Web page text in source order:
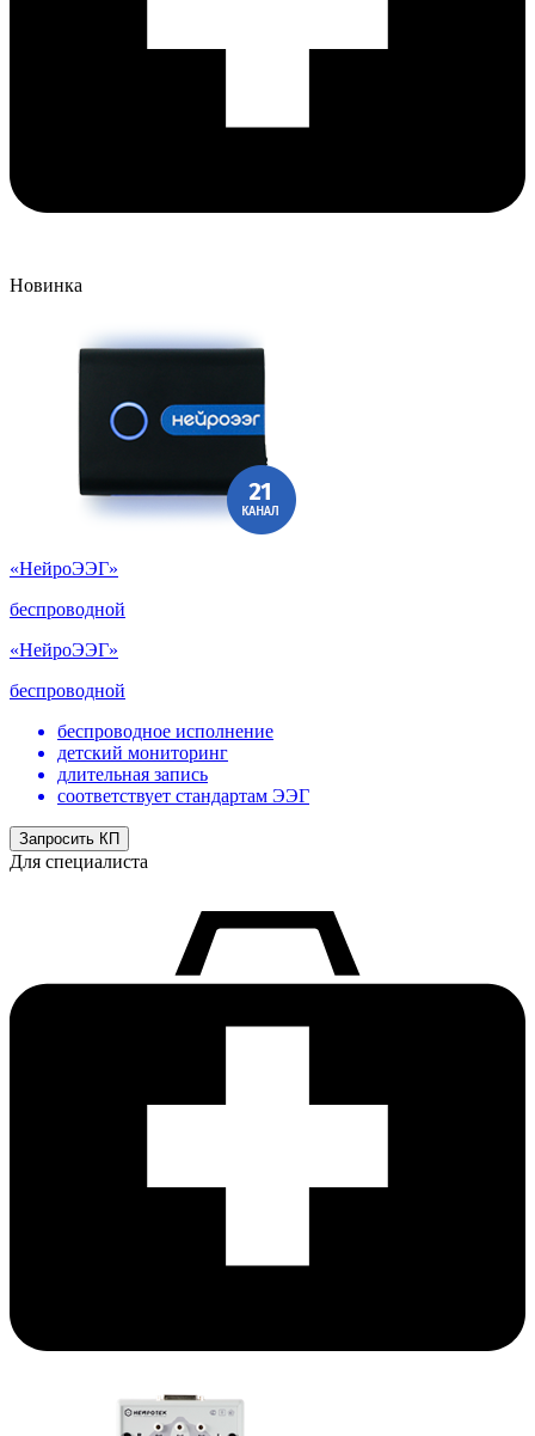
Новинка
«НейроЭЭГ»
беспроводной
«НейроЭЭГ»
беспроводной
беспроводное исполнение
детский мониторинг
длительная запись
соответствует стандартам ЭЭГ
Запросить КП
Для специалиста